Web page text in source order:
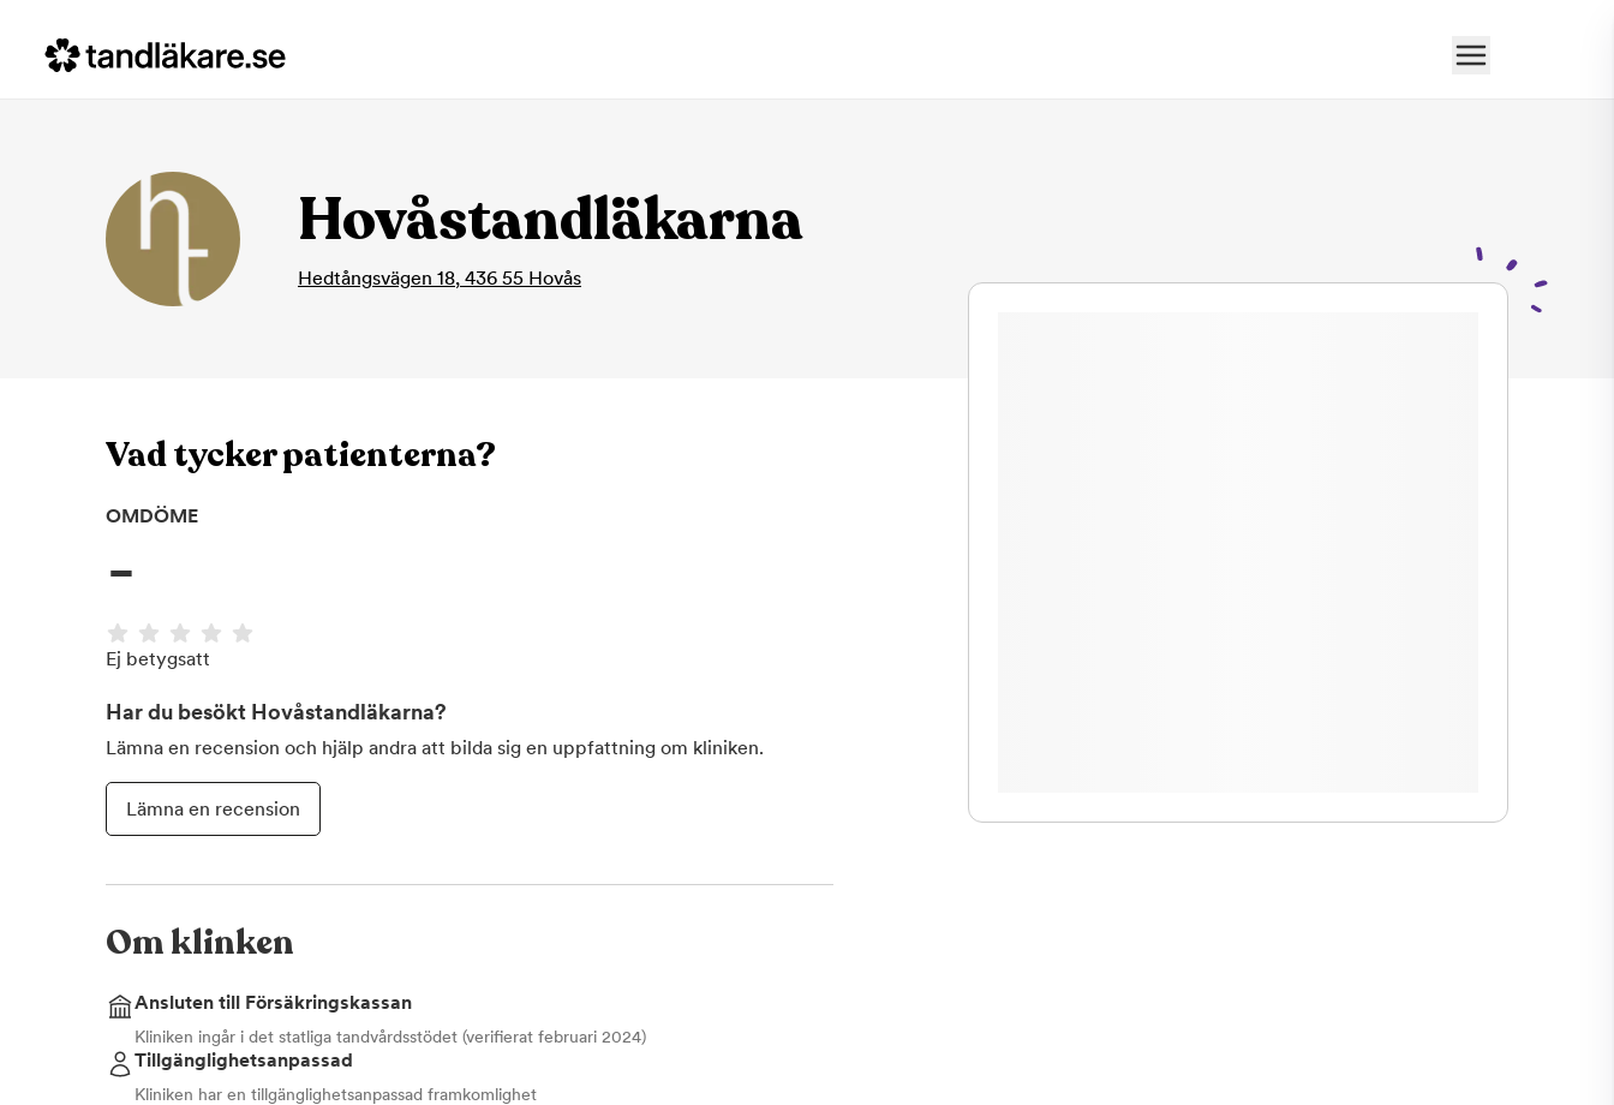
Hovåstandläkarna
Hedtångsvägen 18, 436 55 Hovås
Vad tycker patienterna?
OMDÖME
-
Ej betygsatt
Har du besökt Hovåstandläkarna?
Lämna en recension och hjälp andra att bilda sig en uppfattning om kliniken.
Lämna en recension
Om klinken
Ansluten till Försäkringskassan
Kliniken ingår i det statliga tandvårdsstödet (verifierat februari 2024)
Tillgänglighetsanpassad
Kliniken har en tillgänglighetsanpassad framkomlighet